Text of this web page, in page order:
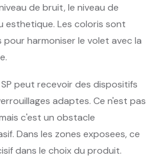
de bruit, le niveau de
esthetique. Les coloris sont
harmoniser le volet avec la
peut recevoir des dispositifs
adaptes. Ce n'est pas
c'est un obstacle
Dans les zones exposees, ce
dans le choix du produit.